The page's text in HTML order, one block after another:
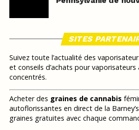
SITES
Suivez toute l’actualité des
et conseils d’achats pour
concentrés.
Acheter des graines de cannabis
autoflorissantes en direct de la
graines gratuites avec chaque